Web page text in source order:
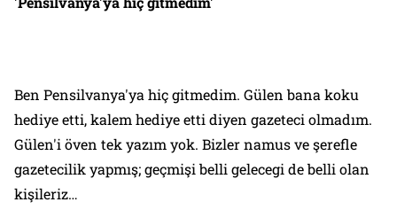
Ben Pensilvanya'ya hiç gitmedim. Gülen bana koku
hediye etti, kalem hediye etti diyen gazeteci olmadım.
Gülen'i öven tek yazım yok. Bizler namus ve şerefle
gazetecilik yapmış; geçmişi belli gelecegi de belli olan
kişileriz…